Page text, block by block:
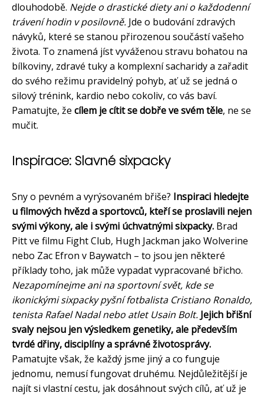
dlouhodobě. Nejde o drastické diety ani o každodenní
trávení hodin v posilovně. Jde o budování zdravých
návyků, které se stanou přirozenou součástí vašeho
života. To znamená jíst vyváženou stravu bohatou na
bílkoviny, zdravé tuky a komplexní sacharidy a zařadit
do svého režimu pravidelný pohyb, ať už se jedná o
silový trénink, kardio nebo cokoliv, co vás baví.
Pamatujte, že cílem je cítit se dobře ve svém těle, ne se
mučit.
Inspirace: Slavné sixpacky
Sny o pevném a vyrýsovaném břiše? Inspiraci hledejte
u filmových hvězd a sportovců, kteří se proslavili nejen
svými výkony, ale i svými úchvatnými sixpacky. Brad
Pitt ve filmu Fight Club, Hugh Jackman jako Wolverine
nebo Zac Efron v Baywatch – to jsou jen některé
příklady toho, jak může vypadat vypracované břicho.
Nezapomínejme ani na sportovní svět, kde se
ikonickými sixpacky pyšní fotbalista Cristiano Ronaldo,
tenista Rafael Nadal nebo atlet Usain Bolt. Jejich břišní
svaly nejsou jen výsledkem genetiky, ale především
tvrdé dřiny, disciplíny a správné životosprávy.
Pamatujte však, že každý jsme jiný a co funguje
jednomu, nemusí fungovat druhému. Nejdůležitější je
najít si vlastní cestu, jak dosáhnout svých cílů, ať už je